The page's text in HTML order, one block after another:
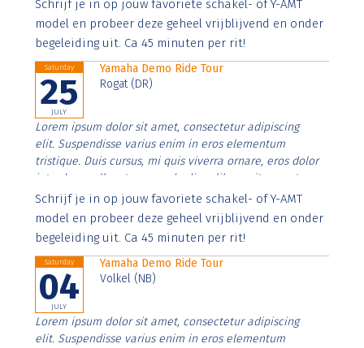
imperdiet. Nunc ut sem vitae risus tristique posuere.
Schrijf je in op jouw favoriete schakel- of Y-AMT
model en probeer deze geheel vrijblijvend en onder
begeleiding uit. Ca 45 minuten per rit!
Saturday
25
JULY
Yamaha Demo Ride Tour
Rogat (DR)
Lorem ipsum dolor sit amet, consectetur adipiscing
elit. Suspendisse varius enim in eros elementum
tristique. Duis cursus, mi quis viverra ornare, eros dolor
interdum nulla, ut commodo diam libero vitae erat.
Aenean faucibus nibh et justo cursus id rutrum lorem
imperdiet. Nunc ut sem vitae risus tristique posuere.
Schrijf je in op jouw favoriete schakel- of Y-AMT
model en probeer deze geheel vrijblijvend en onder
begeleiding uit. Ca 45 minuten per rit!
Saturday
04
JULY
Yamaha Demo Ride Tour
Volkel (NB)
Lorem ipsum dolor sit amet, consectetur adipiscing
elit. Suspendisse varius enim in eros elementum